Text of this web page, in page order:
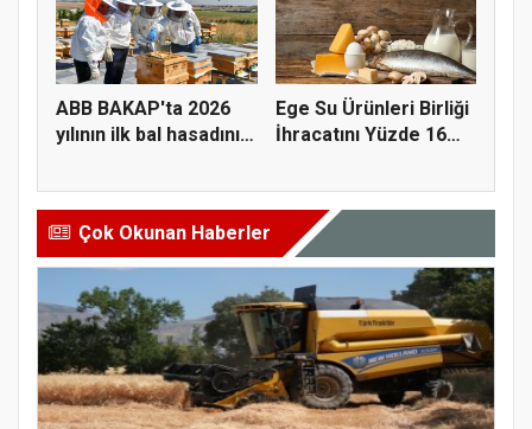
ABB BAKAP'ta 2026
yılının ilk bal hasadını
Ege Su Ürünleri Birliği
İhracatını Yüzde 16
Çok Okunan Haberler